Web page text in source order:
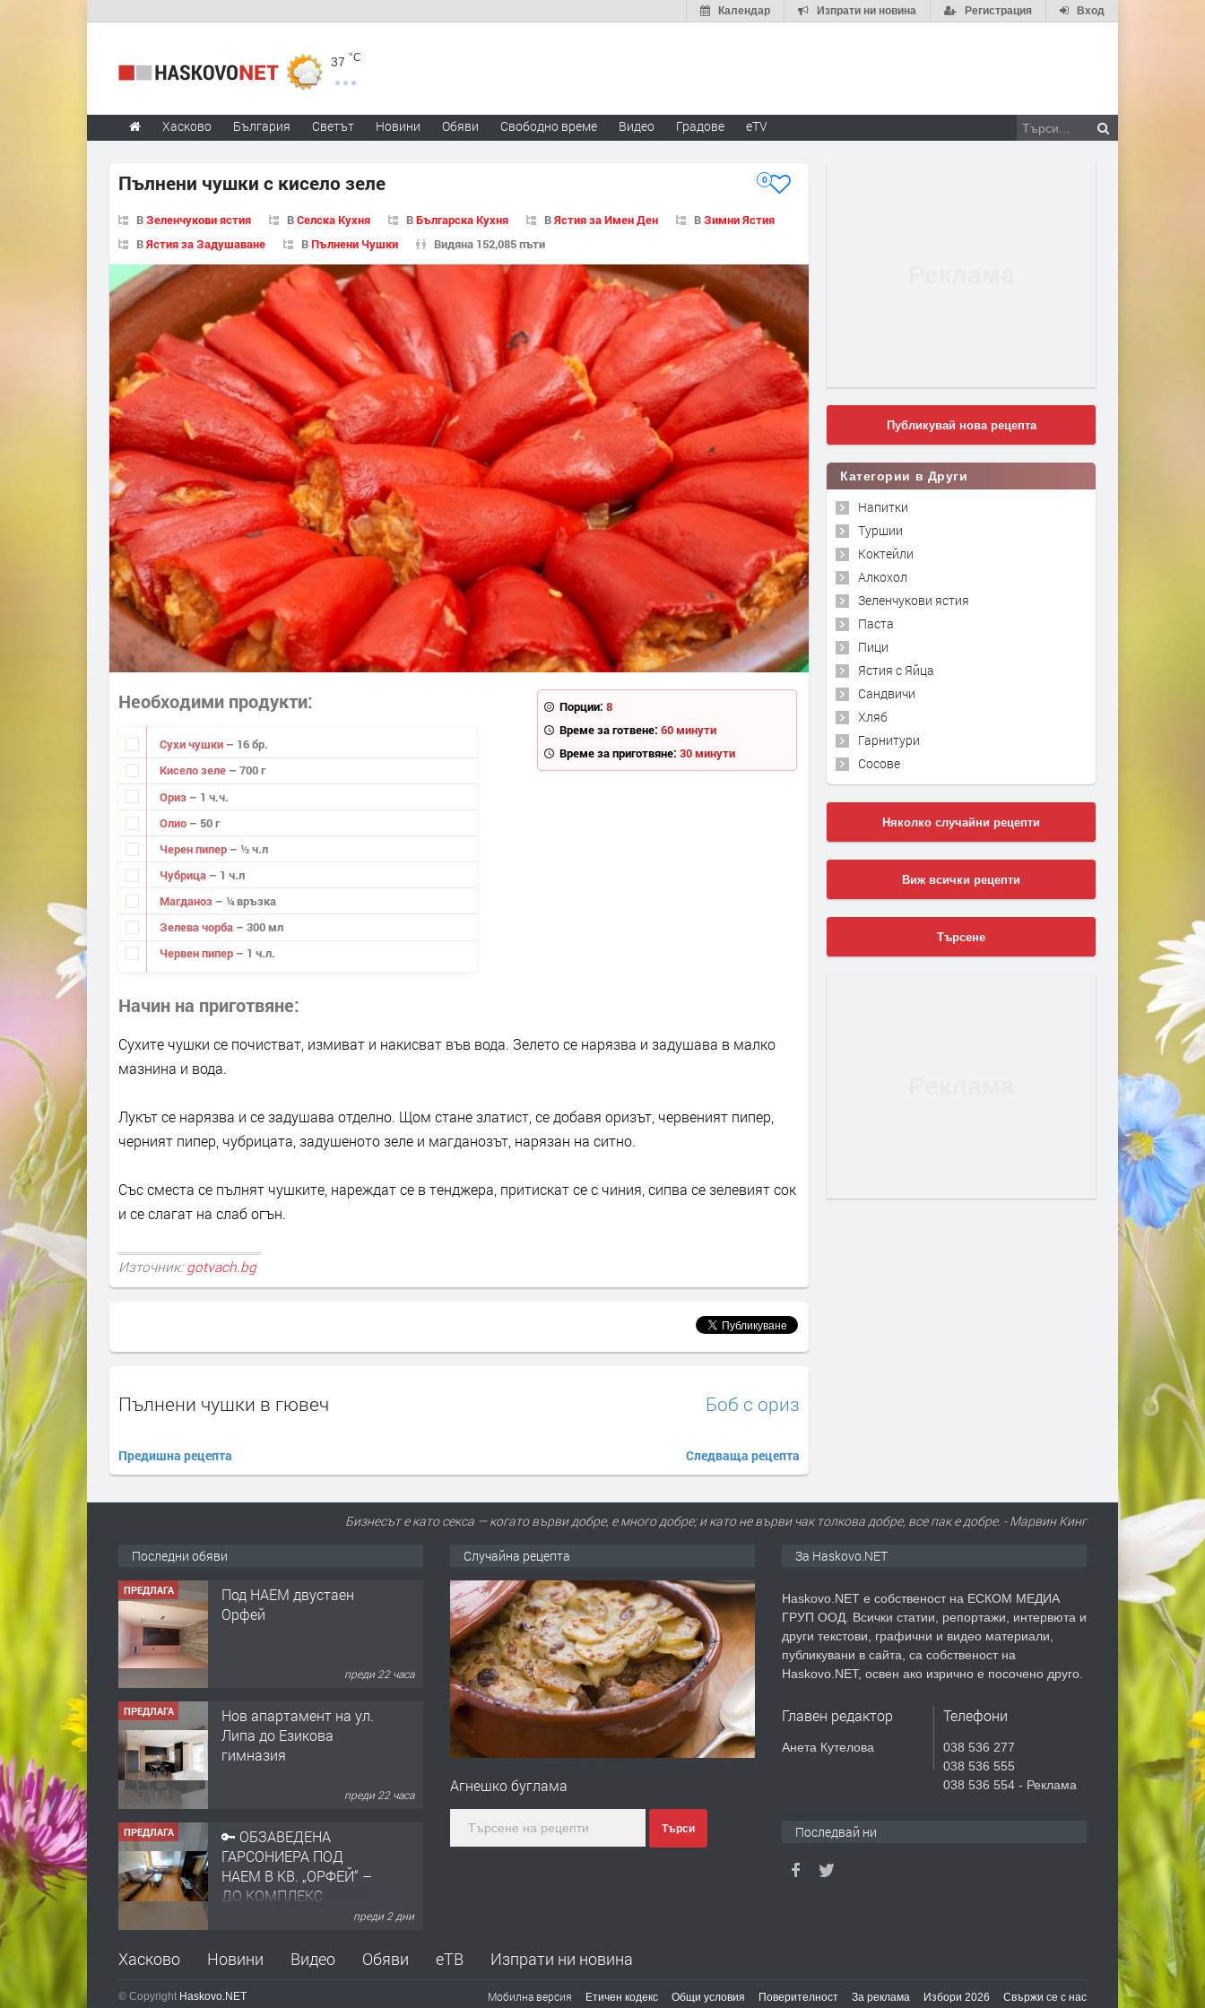
Вход
Регистрация
Изпрати ни новина
Календар
37 °C
Хасково България Светът Новини Обяви Свободно време Видео Градове eTV
Пълнени чушки с кисело зеле 0
ВЗеленчукови ястия ВСелска Кухня ВБългарска Кухня ВЯстия за Имен Ден ВЗимни Ястия
ВЯстия за Задушаване ВПълнени Чушки Видяна 152,085 пъти
Порции: 8
Време за готвене: 60 минути
Време за приготвяне: 30 минути
Необходими продукти
Сухи чушки – 16 бр.
Кисело зеле – 700 г
Ориз – 1 ч.ч.
Олио – 50 г
Черен пипер – ½ ч.л
Чубрица – 1 ч.л
Магданоз – ¼ връзка
Зелева чорба – 300 мл
Червен пипер – 1 ч.л.
Начин на приготвяне
Сухите чушки се почистват, измиват и накисват във вода. Зелето се нарязва и задушава в малко
мазнина и вода.
Лукът се нарязва и се задушава отделно. Щом стане златист, се добавя оризът, червеният пипер,
черният пипер, чубрицата, задушеното зеле и магданозът, нарязан на ситно.
Със сместа се пълнят чушките, нареждат се в тенджера, притискат се с чиния, сипва се зелевият сок
и се слагат на слаб огън.
Източник: gotvach.bg
Пълнени чушки в гювеч
Предишна рецепта
Боб с ориз
Следваща рецепта
Публикувай нова рецепта
Категории в Други
Напитки
Туршии
Коктейли
Алкохол
Зеленчукови ястия
Паста
Пици
Ястия с Яйца
Сандвичи
Хляб
Гарнитури
Сосове
Няколко случайни рецепти
Виж всички рецепти
Търсене
Бизнесът е като секса — когато върви добре, е много добре; и като не върви чак толкова добре, все пак е добре. - Марвин Кинг
Последни обяви
ПРЕДЛАГА
Нов апартамент на ул.
Липа до Езикова
преди 22 часа
ПРЕДЛАГА
🔑 ОБЗАВЕДЕНА
ГАРСОНИЕРА ПОД
НАЕМ В КВ. „ОРФЕЙ“ –
преди 2 дни
ПРЕДЛАГА
НАПЪЛНО ОБЗАВЕДЕН
И ОБОРУДВАН
ТРИСТАЕН
АПАРТАМЕНТ В
преди 3 дни
ПРЕДЛАГА Давам гараж под наем
Случайна рецепта
Агнешко буглама
Търси
За Haskovo.NET
Haskovo.NET е собственост на ЕСКОМ МЕДИА
ГРУП ООД. Всички статии, репортажи, интервюта и
други текстови, графични и видео материали,
публикувани в сайта, са собственост на
Haskovo.NET, освен ако изрично е посочено друго.
Главен редактор
Анета Кутелова
Телефони
038 536 277
038 536 555
038 536 554 - Реклама
Последвай ни
Хасково Новини Видео Обяви еТВ Изпрати ни новина
© Copyright Haskovo.NET Мобилна версия Етичен кодекс Общи условия Поверителност За реклама Избори 2026 Свържи се с нас